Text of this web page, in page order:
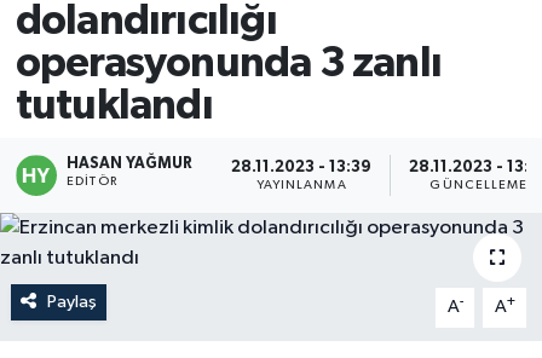
dolandırıcılığı
operasyonunda 3 zanlı
tutuklandı
HASAN YAĞMUR
EDITÖR
28.11.2023 - 13:39
YAYINLANMA
28.11.2023 -
GÜNCELLEME
Paylaş A- A+
Gündem
Kültür & Sanat
Magazin
Politika
TFF 3.Lig 2.Grup Puan Durumu ve Fikstür
Son Dakika Haberleri
Haber Arşivi